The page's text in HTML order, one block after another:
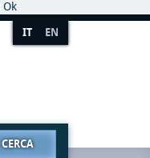
Ok
IT EN
CERCA